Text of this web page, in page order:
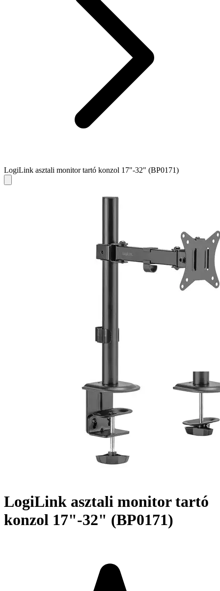
LogiLink asztali monitor tartó konzol 17"-32" (BP0171)
LogiLink asztali monitor tartó
konzol 17"-32" (BP0171)